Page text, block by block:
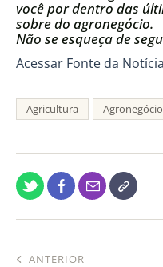
você por dentro das
sobre do agronegócio.
Não se esqueça de
Acessar Fonte da Notícia
Agricultura Agronegócio
ANTERIOR